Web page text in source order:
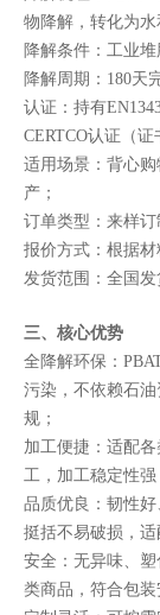
物降解，转化为水
降解条件：工业
降解周期：180天
认证：持有
CERTCO认证（证
适用场景：背心
产；
订单类型：来样订
报价方式：根据材
发货范围：全国
三、核心优势
全降解环保：
污染，不依赖石
规；
加工便捷：适配
工，加工稳定性
品质优良：韧性
挺括不易破损，适
安全：无异味、
类商品，符合包装